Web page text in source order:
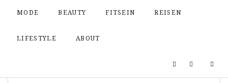
MODE BEAUTY FITSEIN REISEN
LIFESTYLE ABOUT